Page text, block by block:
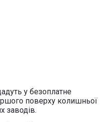
у безоплатне
поверху колишньої
заводів.